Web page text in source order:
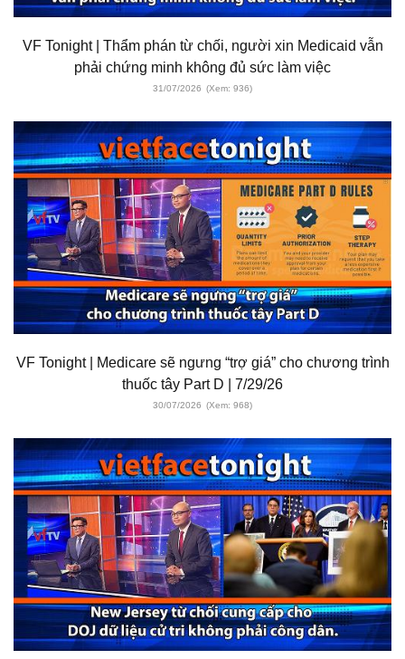
VF Tonight | Thẩm phán từ chối, người xin Medicaid vẫn
phải chứng minh không đủ sức làm việc
31/07/2026 (Xem: 936)
VF Tonight | Medicare sẽ ngưng “trợ giá” cho chương trình
thuốc tây Part D | 7/29/26
30/07/2026 (Xem: 968)